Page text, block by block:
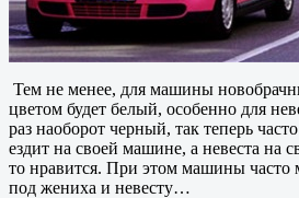
Тем не менее, для машины
цветом будет белый, особенно для
раз наоборот черный, так теперь
ездит на своей машине, а невеста на
то нравится. При этом машины часто
под жениха и невесту…